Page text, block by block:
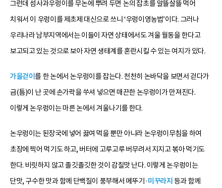
그런데 섬사과우렁이를 무논에 뿌려 두면 논의 잡초를 알뜰살뜰 먹어
치워서 이 우렁이를 제초제 대신으로 쓰니 ‘우렁이영농법’이다. 그러나
우리나라 남부지역에서는 이들이 자연 상태에서도 겨울 월동을 한다고
보고되고 있는 것으로 보아 자연 생태계를 혼란시킬 수 있는 여지가 있다.
가을걷이 를 한 논에서 논우렁이를 잡는다. 천천히 논바닥을 보면서 걷다가
금(틈)이 난 곳에 손가락을 쑤셔 넣으면 매끈한 논우렁이가 만져진다.
이렇게 논우렁이는 마른 논에서 겨울나기를 한다.
논우렁이는 된장국에 넣어 끓여 먹을 뿐만 아니라 논우렁이무침을 하여
초장에 찍어 먹기도 하고, 버터에 고루고루 버무려서 지지고 볶아 먹기도
한다. 비릿하지 않고 졸깃졸깃한 것이 감칠맛 난다. 이렇게 논우렁이는
단맛, 구수한 맛과 함께 단백질이 풍부해서 메뚜기·미꾸라지 등과 함께